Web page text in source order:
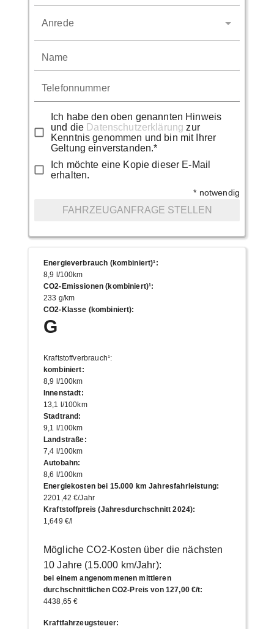
Anrede
Name
Telefonnummer
Ich habe den oben genannten Hinweis
und die Datenschutzerklärung zur
Kenntnis genommen und bin mit Ihrer
Geltung einverstanden.*
Ich möchte eine Kopie dieser E-Mail
erhalten.
* notwendig
FAHRZEUGANFRAGE STELLEN
Energieverbrauch (kombiniert)¹:
8,9 l/100km
CO2-Emissionen (kombiniert)¹:
233 g/km
CO2-Klasse (kombiniert):
G
Kraftstoffverbrauch¹:
kombiniert:
8,9 l/100km
Innenstadt:
13,1 l/100km
Stadtrand:
9,1 l/100km
Landstraße:
7,4 l/100km
Autobahn:
8,6 l/100km
Energiekosten bei 15.000 km Jahresfahrleistung:
2201,42 €/Jahr
Kraftstoffpreis (Jahresdurchschnitt 2024):
1,649 €/l
Mögliche CO2-Kosten über die nächsten
10 Jahre (15.000 km/Jahr):
bei einem angenommenen mittleren
durchschnittlichen CO2-Preis von 127,00 €/t:
4438,65 €
Kraftfahrzeugsteuer: